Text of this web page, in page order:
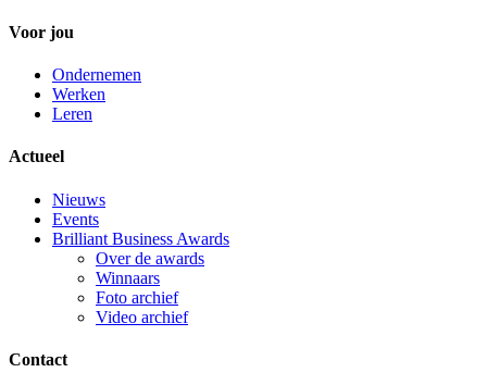
Voor jou
Ondernemen
Werken
Leren
Actueel
Nieuws
Events
Brilliant Business Awards
Over de awards
Winnaars
Foto archief
Video archief
Contact